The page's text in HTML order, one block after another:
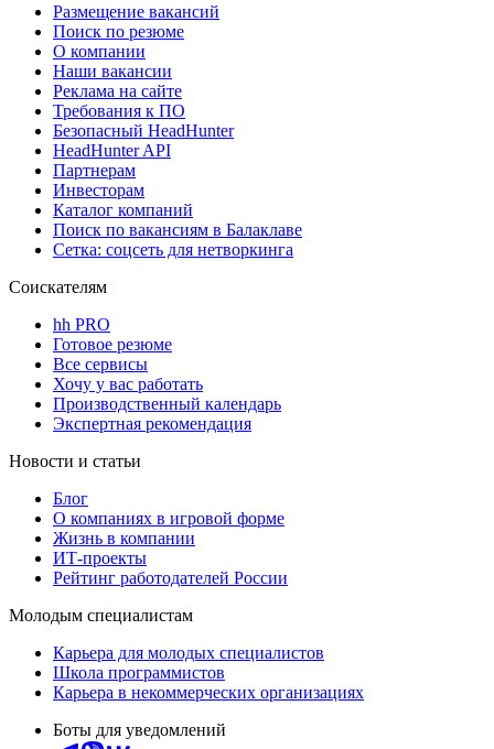
Размещение вакансий
Поиск по резюме
О компании
Наши вакансии
Реклама на сайте
Требования к ПО
Безопасный HeadHunter
HeadHunter API
Партнерам
Инвесторам
Каталог компаний
Поиск по вакансиям в Балаклаве
Сетка: соцсеть для нетворкинга
Соискателям
hh PRO
Готовое резюме
Все сервисы
Хочу у вас работать
Производственный календарь
Экспертная рекомендация
Новости и статьи
Блог
О компаниях в игровой форме
Жизнь в компании
ИТ-проекты
Рейтинг работодателей России
Молодым специалистам
Карьера для молодых специалистов
Школа программистов
Карьера в некоммерческих организациях
Боты для уведомлений